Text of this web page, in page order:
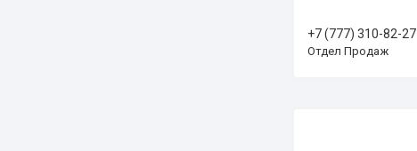
+7 (777) 310-82-27
Отдел Продаж